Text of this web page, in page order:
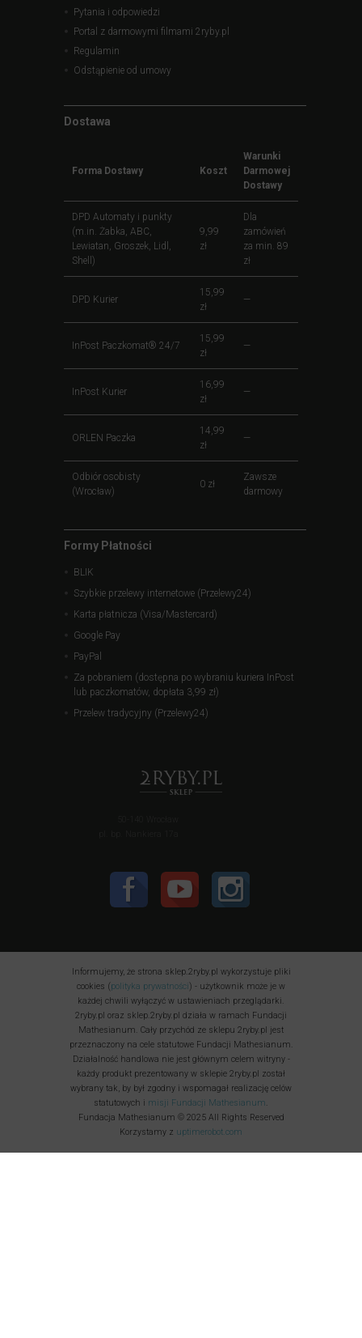
Pytania i odpowiedzi
Portal z darmowymi filmami 2ryby.pl
Regulamin
Odstąpienie od umowy
Dostawa
Forma Dostawy Koszt
Warunki
Darmowej
Dostawy
DPD Automaty i punkty
(m.in. Żabka, ABC,
Lewiatan, Groszek, Lidl,
Shell)
9,99
zł
Dla
zamówień
za min. 89
zł
DPD Kurier
15,99
zł
—
InPost Paczkomat® 24/7
15,99
zł
—
InPost Kurier
16,99
zł
—
ORLEN Paczka
14,99
zł
—
Odbiór osobisty
(Wrocław)
0 zł
Zawsze
darmowy
Formy Płatności
BLIK
Szybkie przelewy internetowe (Przelewy24)
Karta płatnicza (Visa/Mastercard)
Google Pay
PayPal
Za pobraniem (dostępna po wybraniu kuriera InPost
lub paczkomatów, dopłata 3,99 zł)
Przelew tradycyjny (Przelewy24)
Informujemy, że strona sklep.2ryby.pl wykorzystuje pliki
cookies (polityka prywatności) - użytkownik może je w
każdej chwili wyłączyć w ustawieniach przeglądarki.
2ryby.pl oraz sklep.2ryby.pl działa w ramach Fundacji
Mathesianum. Cały przychód ze sklepu 2ryby.pl jest
przeznaczony na cele statutowe Fundacji Mathesianum.
Działalność handlowa nie jest głównym celem witryny -
każdy produkt prezentowany w sklepie 2ryby.pl został
wybrany tak, by był zgodny i wspomagał realizację celów
statutowych i misji Fundacji Mathesianum.
Fundacja Mathesianum © 2025 All Rights Reserved
Korzystamy z uptimerobot.com